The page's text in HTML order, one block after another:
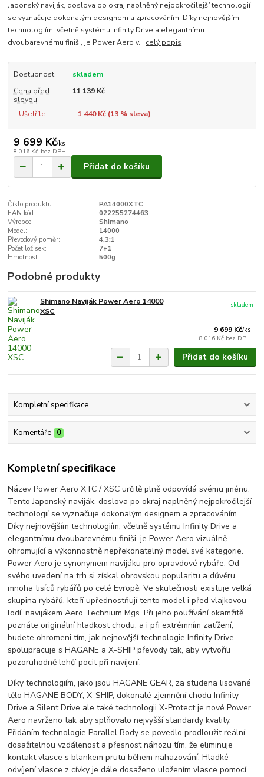
Japonský naviják, doslova po okraj naplněný nejpokročilejší technologií
se vyznačuje dokonalým designem a zpracováním. Díky nejnovějším
technologiím, včetně systému Infinity Drive a elegantnímu
dvoubarevnému finiši, je Power Aero v... celý popis
Dostupnost
skladem
Cena před
slevou
11 139 Kč
Ušetříte 1 440 Kč (13% sleva)
9 699 Kč/ks
8 016 Kč bez DPH
Přidat do košíku
Číslo produktu:
PA14000XTC
EAN kód:
022255274463
Výrobce:
Shimano
Model:
14000
Převodový poměr:
4,3:1
Počet ložisek:
7+1
Hmotnost:
500g
Podobné produkty
Shimano Naviják Power Aero 14000
XSC
9 699 Kč/ks
8 016 Kč bez DPH
skladem
Přidat do košíku
Kompletní specifikace
Komentáře 0
Kompletní specifikace
Název Power Aero XTC / XSC určitě plně odpovídá svému jménu.
Tento Japonský naviják, doslova po okraj naplněný nejpokročilejší
technologií se vyznačuje dokonalým designem a zpracováním.
Díky nejnovějším technologiím, včetně systému Infinity Drive a
elegantnímu dvoubarevnému finiši, je Power Aero vizuálně
ohromující a výkonnostně nepřekonatelný model své kategorie.
Power Aero je synonymem navijáku pro opravdové rybáře. Od
svého uvedení na trh si získal obrovskou popularitu a důvěru
mnoha tisíců rybářů po celé Evropě. Ve skutečnosti existuje velká
skupina rybářů, kteří upřednostňují tento model i před vlajkovou
lodí, navijákem Aero Technium Mgs. Při jeho používání okamžitě
poznáte originální hladkost chodu, a i při extrémním zatížení,
budete ohromeni tím, jak nejnovější technologie Infinity Drive
spolupracuje s HAGANE a X-SHIP převody tak, aby vytvořili
pozoruhodně lehčí pocit při navíjení.
Díky technologiím, jako jsou HAGANE GEAR, za studena lisované
tělo HAGANE BODY, X-SHIP, dokonalé zjemnění chodu Infinity
Drive a Silent Drive ale také technologii X-Protect je nové Power
Aero navrženo tak aby splňovalo nejvyšší standardy kvality.
Přidáním technologie Parallel Body se povedlo prodloužit reální
dosažitelnou vzdálenost a přesnost náhozu tím, že eliminuje
kontakt vlasce s blankem prutu během nahazování. Hladké
odvíjení vlasce z cívky je dále dosaženo uložením vlasce pomocí